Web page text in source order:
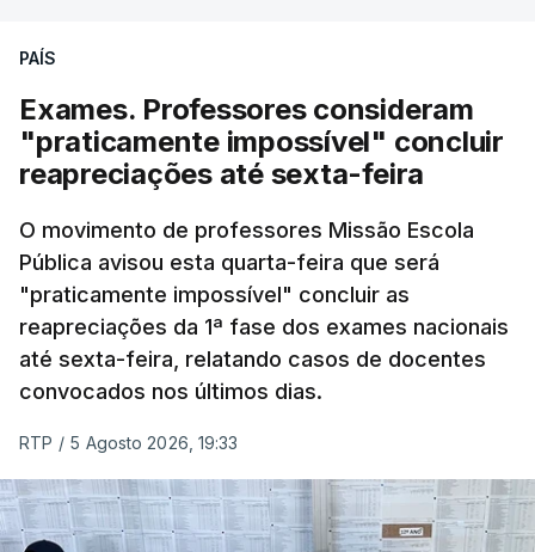
PAÍS
Exames. Professores consideram
"praticamente impossível" concluir
reapreciações até sexta-feira
O movimento de professores Missão Escola
Pública avisou esta quarta-feira que será
"praticamente impossível" concluir as
reapreciações da 1ª fase dos exames nacionais
até sexta-feira, relatando casos de docentes
convocados nos últimos dias.
RTP / 5 Agosto 2026, 19:33